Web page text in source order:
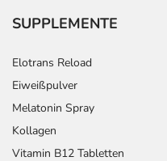
SUPPLEMENTE
Elotrans Reload
Eiweißpulver
Melatonin Spray
Kollagen
Vitamin B12 Tabletten